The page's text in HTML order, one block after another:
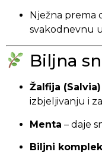
Nježna prema
svakodnevnu
Biljna
Žalfija (Salvia)
izbjeljivanju i
Menta – daje
Biljni